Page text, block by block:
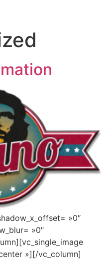
»0″
»0″
»][/vc_column]